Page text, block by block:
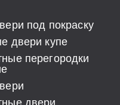
под покраску
двери купе
перегородки
двери